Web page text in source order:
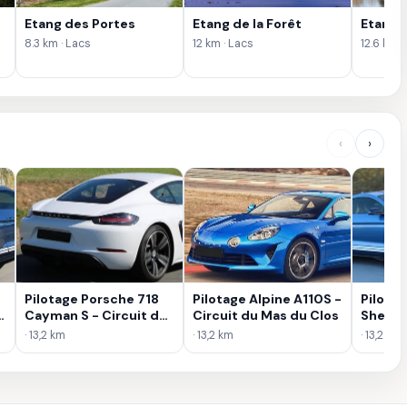
Etang des Portes
8.3 km · Lacs
Etang de la Forêt
12 km · Lacs
Etang
12.6 km ·
‹ ›
Pilotage Porsche 718
Cayman S - Circuit du
Mas du Clos
· 13,2 km
Pilotage Alpine A110S -
Circuit du Mas du Clos
· 13,2 km
Shelby
Circuit
· 13,2 km